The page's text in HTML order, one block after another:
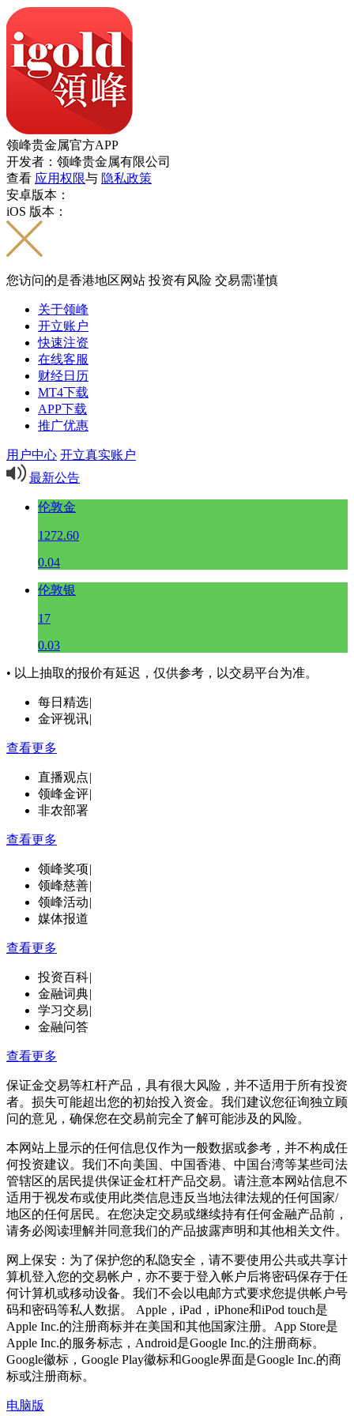
领峰贵金属官方APP
开发者：领峰贵金属有限公司
查看 应用权限与 隐私政策
安卓版本：
iOS 版本：
您访问的是香港地区网站 投资有风险 交易需谨慎
关于领峰
开立账户
快速注资
在线客服
财经日历
MT4下载
APP下载
推广优惠
用户中心 开立真实账户
最新公告
伦敦金
1272.60
0.04
伦敦银
17
0.03
• 以上抽取的报价有延迟，仅供参考，以交易平台为准。
每日精选|
金评视讯|
查看更多
直播观点|
领峰金评|
非农部署
查看更多
领峰奖项|
领峰慈善|
领峰活动|
媒体报道
查看更多
投资百科|
金融词典|
学习交易|
金融问答
查看更多
保证金交易等杠杆产品，具有很大风险，并不适用于所有投资
者。损失可能超出您的初始投入资金。我们建议您征询独立顾
问的意见，确保您在交易前完全了解可能涉及的风险。
本网站上显示的任何信息仅作为一般数据或参考，并不构成任
何投资建议。我们不向美国、中国香港、中国台湾等某些司法
管辖区的居民提供保证金杠杆产品交易。请注意本网站信息不
适用于视发布或使用此类信息违反当地法律法规的任何国家/
地区的任何居民。在您决定交易或继续持有任何金融产品前，
请务必阅读理解并同意我们的产品披露声明和其他相关文件。
网上保安：为了保护您的私隐安全，请不要使用公共或共享计
算机登入您的交易帐户，亦不要于登入帐户后将密码保存于任
何计算机或移动设备。我们不会以电邮方式要求您提供帐户号
码和密码等私人数据。 Apple，iPad，iPhone和iPod touch是
Apple Inc.的注册商标并在美国和其他国家注册。App Store是
Apple Inc.的服务标志，Android是Google Inc.的注册商标。
Google徽标，Google Play徽标和Google界面是Google Inc.的商
标或注册商标。
电脑版